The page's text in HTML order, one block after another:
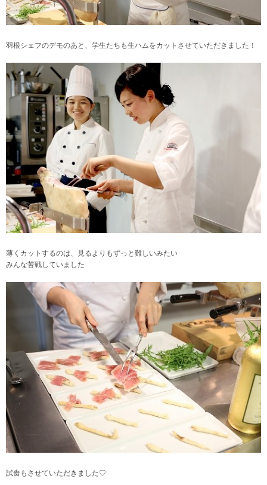
羽根シェフのデモのあと、学生たちも生ハムをカットさせていただきました！
薄くカットするのは、見るよりもずっと難しいみたい
みんな苦戦していました
試食もさせていただきました♡